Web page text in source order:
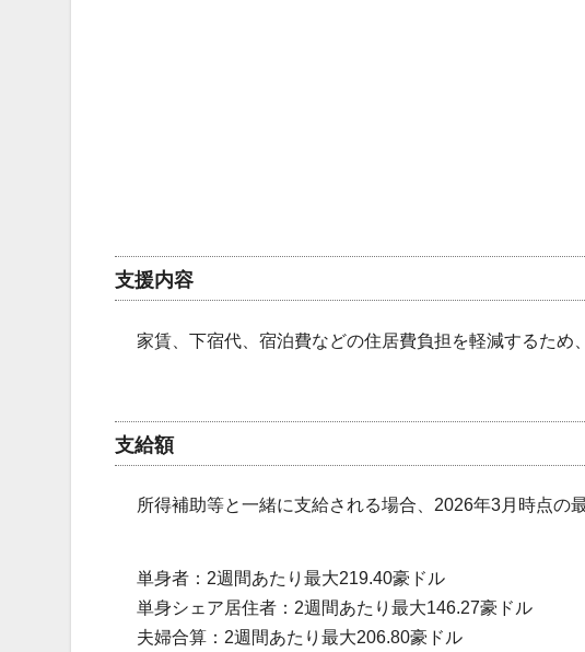
支援内容
家賃、下宿代、宿泊費などの住居費負担を軽減するため
支給額
所得補助等と一緒に支給される場合、2026年3月時点の
単身者：2週間あたり最大219.40豪ドル
単身シェア居住者：2週間あたり最大146.27豪ドル
夫婦合算：2週間あたり最大206.80豪ドル